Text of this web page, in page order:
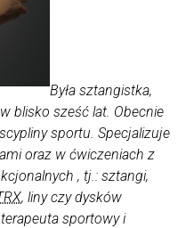
Była sztangistka,
blisko sześć lat. Obecnie
sportu. Specjalizuje
oraz w ćwiczeniach z
, tj.: sztangi,
, liny czy dysków
sportowy i